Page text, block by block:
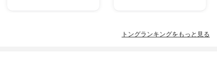
トングランキングをもっと見る